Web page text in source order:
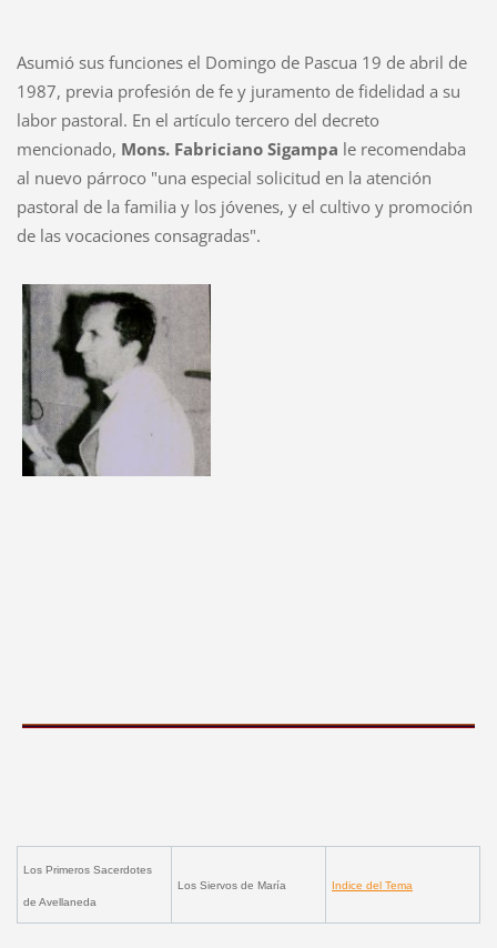
Asumió sus funciones el Domingo de Pascua 19 de abril de
1987, previa profesión de fe y juramento de fidelidad a su
labor pastoral. En el artículo tercero del decreto
mencionado, Mons. Fabriciano Sigampa le recomendaba
al nuevo párroco "una especial solicitud en la atención
pastoral de la familia y los jóvenes, y el cultivo y promoción
de las vocaciones consagradas".
Los Primeros Sacerdotes
de Avellaneda
Los Siervos de María Indice del Tema